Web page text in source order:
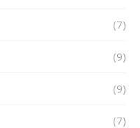
(7)
(9)
(9)
(7)